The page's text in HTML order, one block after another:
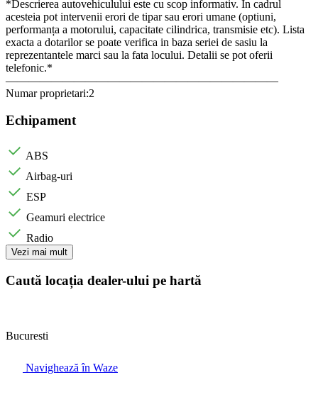
*Descrierea autovehiculului este cu scop informativ. In cadrul
acesteia pot intervenii erori de tipar sau erori umane (optiuni,
performanța a motorului, capacitate cilindrica, transmisie etc). Lista
exacta a dotarilor se poate verifica in baza seriei de sasiu la
reprezentantele marci sau la fata locului. Detalii se pot oferii
telefonic.*
————————————————————————
Numar proprietari:2
Echipament
ABS
Airbag-uri
ESP
Geamuri electrice
Radio
Vezi mai mult
Caută locația dealer-ului pe hartă
Bucuresti
Navighează în Waze